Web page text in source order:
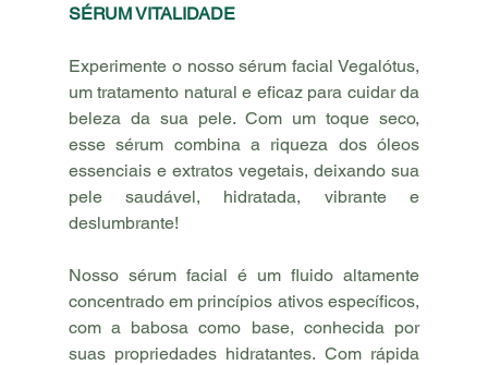
SÉRUM VITALIDADE
Experimente o nosso sérum facial Vegalótus,
um tratamento natural e eficaz para cuidar da
beleza da sua pele. Com um toque seco,
esse sérum combina a riqueza dos óleos
essenciais e extratos vegetais, deixando sua
pele saudável, hidratada, vibrante e
deslumbrante!
Nosso sérum facial é um fluido altamente
concentrado em princípios ativos específicos,
com a babosa como base, conhecida por
suas propriedades hidratantes. Com rápida